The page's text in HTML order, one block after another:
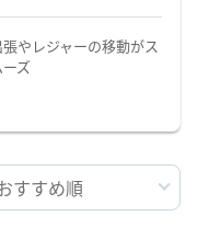
張やレジャーの移動がス
ーズ